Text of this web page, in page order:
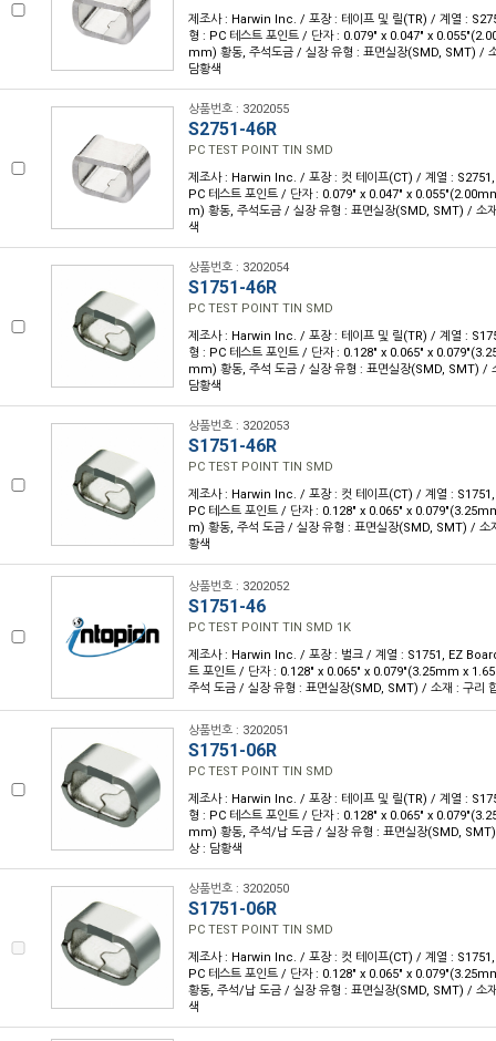
제조사 : Harwin Inc. / 포장 : 테이프 및 릴(TR) / 계열 :
형 : PC 테스트 포인트 / 단자 : 0.079" x 0.047" x
mm) 황동, 주석도금 / 실장 유형 : 표면실장(SMD, SMT) /
담황색
상품번호 : 3202055
S2751-46R
PC TEST POINT TIN SMD
제조사 : Harwin Inc. / 포장 : 컷 테이프(CT) / 계열 :
PC 테스트 포인트 / 단자 : 0.079" x 0.047" x
m) 황동, 주석도금 / 실장 유형 : 표면실장(SMD, SMT) / 소
색
상품번호 : 3202054
S1751-46R
PC TEST POINT TIN SMD
제조사 : Harwin Inc. / 포장 : 테이프 및 릴(TR) / 계열 :
형 : PC 테스트 포인트 / 단자 : 0.128" x 0.065" x
mm) 황동, 주석 도금 / 실장 유형 : 표면실장(SMD, SMT) /
담황색
상품번호 : 3202053
S1751-46R
PC TEST POINT TIN SMD
제조사 : Harwin Inc. / 포장 : 컷 테이프(CT) / 계열 :
PC 테스트 포인트 / 단자 : 0.128" x 0.065" x
m) 황동, 주석 도금 / 실장 유형 : 표면실장(SMD, SMT) / 소
황색
상품번호 : 3202052
S1751-46
PC TEST POINT TIN SMD 1K
제조사 : Harwin Inc. / 포장 : 벌크 / 계열 : S1751, EZ
트 포인트 / 단자 : 0.128" x 0.065" x 0.079"(3.25mm x
주석 도금 / 실장 유형 : 표면실장(SMD, SMT) / 소재 : 구리
상품번호 : 3202051
S1751-06R
PC TEST POINT TIN SMD
제조사 : Harwin Inc. / 포장 : 테이프 및 릴(TR) / 계열 :
형 : PC 테스트 포인트 / 단자 : 0.128" x 0.065" x
mm) 황동, 주석/납 도금 / 실장 유형 : 표면실장(SMD,
상 : 담황색
상품번호 : 3202050
S1751-06R
PC TEST POINT TIN SMD
제조사 : Harwin Inc. / 포장 : 컷 테이프(CT) / 계열 :
PC 테스트 포인트 / 단자 : 0.128" x 0.065" x
황동, 주석/납 도금 / 실장 유형 : 표면실장(SMD, SMT) / 소
색